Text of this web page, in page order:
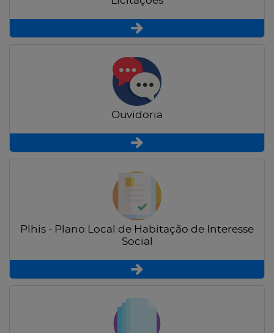
Ouvidoria
Plhis - Plano Local de Habitação de Interesse
Social